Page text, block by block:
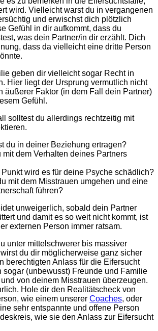
wird. Vielleicht warst du in vergangenen
und erwischst dich plötzlich
Gefühl in dir aufkommt, dass du
was dein Partner/in dir erzählt. Dich
dass da vielleicht eine dritte Person
geben dir vielleicht sogar Recht in
Hier liegt der Ursprung vermutlich nicht
äußerer Faktor (in dem Fall dein Partner)
Gefühl.
solltest du allerdings rechtzeitig mit
du in deiner Beziehung ertragen?
mit dem Verhalten deines Partners
wird es für deine Psyche schädlich?
mit dem Misstrauen umgehen und eine
führen?
unweigerlich, sobald dein Partner
und damit es so weit nicht kommt, ist
externen Person immer ratsam.
unter mittelschwerer bis massiver
du dir möglicherweise ganz sicher
berechtigten Anlass für die Eifersucht
sogar (unbewusst) Freunde und Familie
von deinem Misstrauen überzeugen.
Hole dir den Realitätscheck von
wie einem unserer Coaches, oder
sehr entspannte und offene Person
wie sie den Anlass zur Eifersucht